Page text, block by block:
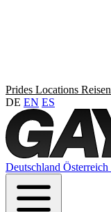
Prides Locations Reisen
DE EN ES
Deutschland Österreich